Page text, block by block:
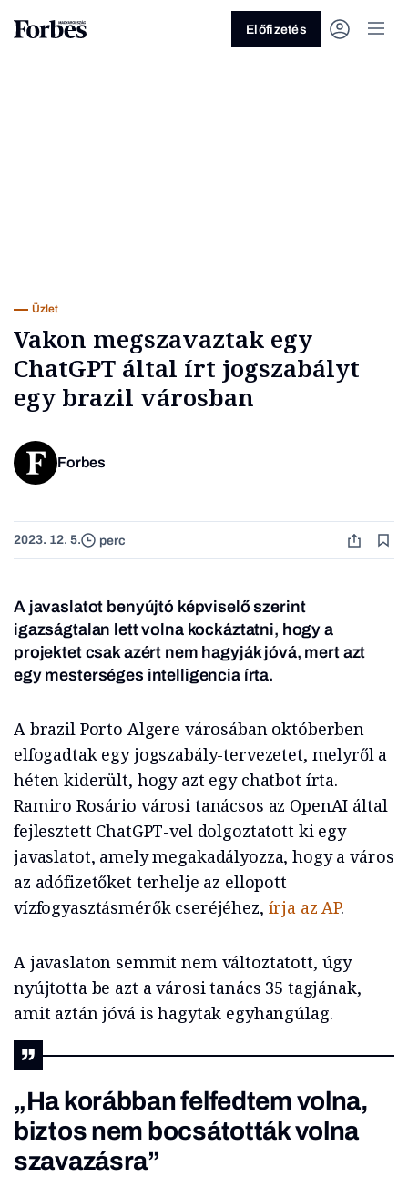
Előfizetés
Üzlet
Vakon megszavaztak egy
ChatGPT által írt jogszabályt
egy brazil városban
Forbes
2023. 12. 5. perc
A javaslatot benyújtó képviselő szerint
igazságtalan lett volna kockáztatni, hogy a
projektet csak azért nem hagyják jóvá, mert azt
egy mesterséges intelligencia írta.
A brazil Porto Algere városában októberben
elfogadtak egy jogszabály-tervezetet, melyről a
héten kiderült, hogy azt egy chatbot írta.
Ramiro Rosário városi tanácsos az OpenAI által
fejlesztett ChatGPT-vel dolgoztatott ki egy
javaslatot, amely megakadályozza, hogy a város
az adófizetőket terhelje az ellopott
vízfogyasztásmérők cseréjéhez, írja az AP.
A javaslaton semmit nem változtatott, úgy
nyújtotta be azt a városi tanács 35 tagjának,
amit aztán jóvá is hagytak egyhangúlag.
„Ha korábban felfedtem volna,
biztos nem bocsátották volna
szavazásra”